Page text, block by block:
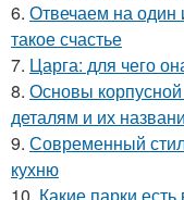
6. Отвечаем на один
такое счастье
7. Царга: для чего
8. Основы
деталям и их
9. Современный
кухню
10. Какие парки